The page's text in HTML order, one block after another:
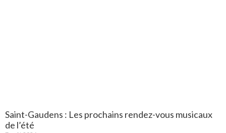
Saint-Gaudens : Les prochains rendez-vous musicaux
de l’été